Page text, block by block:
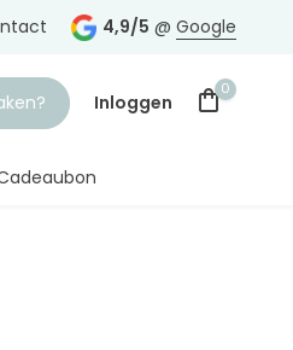
vanaf € 75,-
4,9/5 @ Google
Inloggen
0